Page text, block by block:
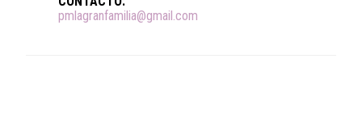
pmlagranfamilia@gmail.com